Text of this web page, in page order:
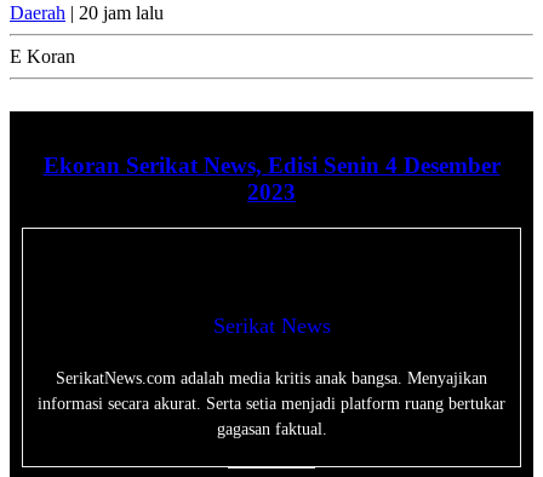
Daerah | 20 jam lalu
E Koran
Ekoran Serikat News, Edisi Senin 4 Desember
2023
Serikat News
SerikatNews.com adalah media kritis anak bangsa. Menyajikan
informasi secara akurat. Serta setia menjadi platform ruang bertukar
gagasan faktual.